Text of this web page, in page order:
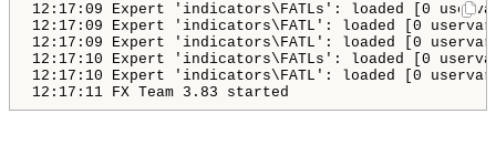
12:17:09 Expert 'indicators\FATLs': loaded [0
12:17:09 Expert 'indicators\FATL': loaded [0
12:17:09 Expert 'indicators\FATL': loaded [0
12:17:10 Expert 'indicators\FATLs': loaded [0
12:17:10 Expert 'indicators\FATL': loaded [0
12:17:11 FX Team 3.83 started